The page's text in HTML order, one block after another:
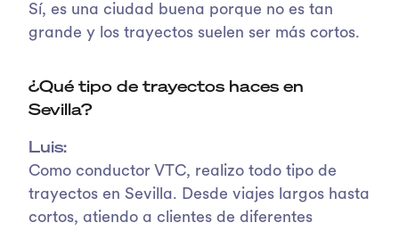
Sí, es una ciudad buena porque no es tan
grande y los trayectos suelen ser más cortos.
¿Qué tipo de trayectos haces en
Sevilla?
Luis:
Como conductor VTC, realizo todo tipo de
trayectos en Sevilla. Desde viajes largos hasta
cortos, atiendo a clientes de diferentes